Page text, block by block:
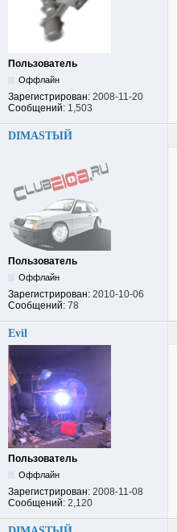
Пользователь
Оффлайн
Зарегистрирован: 2008-11-20
Сообщений: 1,503
DIMASTЫЙ
Пользователь
Оффлайн
Зарегистрирован: 2010-10-06
Сообщений: 78
Evil
Пользователь
Оффлайн
Зарегистрирован: 2008-11-08
Сообщений: 2,120